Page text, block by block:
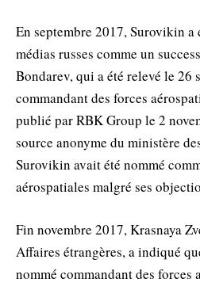
En septembre 2017, Surovikin a
médias russes comme un
Bondarev, qui a été relevé le 26
commandant des forces
publié par RBK Group le 2
source anonyme du ministère
Surovikin avait été nommé
aérospatiales malgré ses
Fin novembre 2017, Krasnaya
Affaires étrangères, a indiqué
nommé commandant des forces